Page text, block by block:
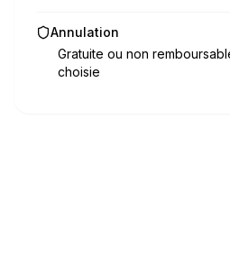
Annulation
Gratuite ou non
choisie